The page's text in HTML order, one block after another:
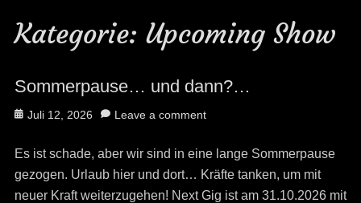
Kategorie: Upcoming Show
Sommerpause… und dann?…
Posted
Juli 12, 2026 Leave a comment
Es ist schade, aber wir sind in eine lange Sommerpause
gezogen. Urlaub hier und dort… Kräfte tanken, um mit
neuer Kraft weiterzugehen! Next Gig ist am 31.10.2026 mit